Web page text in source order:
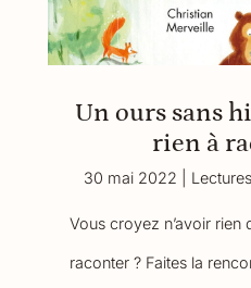
Un ours sans
rien à
30 mai 2022 Lectures
Vous croyez n’avoir rien
raconter ? Faites la